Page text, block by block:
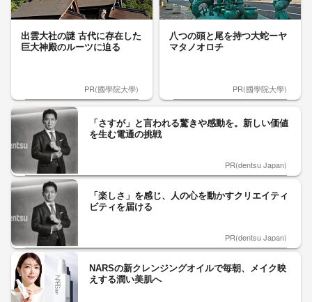
出雲大社の謎 古代に存在した
巨大神殿のルーツに迫る
PR(國學院大學)
八つの頭と尾を持つ大蛇ーヤ
マタノオロチ
PR(國學院大學)
「さすが」と言われる驚きや感動を。新しい価値
を生む電通の挑戦
PR(dentsu Japan)
「楽しさ」を感じ、人の心を動かすクリエイティ
ビティを届ける
PR(dentsu Japan)
NARSの新クレンジングオイルで毎朝、メイク映
えする潤い美肌へ